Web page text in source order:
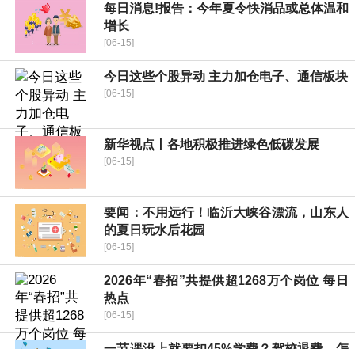
每日消息!报告：今年夏令快消品或总体温和
增长
[06-15]
今日这些个股异动 主力加仓电子、通信板块
[06-15]
新华视点丨各地积极推进绿色低碳发展
[06-15]
要闻：不用远行！临沂大峡谷漂流，山东人
的夏日玩水后花园
[06-15]
2026年“春招”共提供超1268万个岗位 每日
热点
[06-15]